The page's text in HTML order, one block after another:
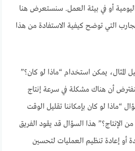
اليومية أو في بيئة العمل. سنستعرض هنا
التي توضح كيفية الاستفادة من هذا
المثال، يمكن استخدام “ماذا لو كان؟”
أن هناك مشكلة في سرعة إنتاج
لو كان بإمكاننا تقليل الوقت
الإنتاج؟” هذا السؤال قد يقود الفريق
أو إعادة تنظيم العمليات لتحسين